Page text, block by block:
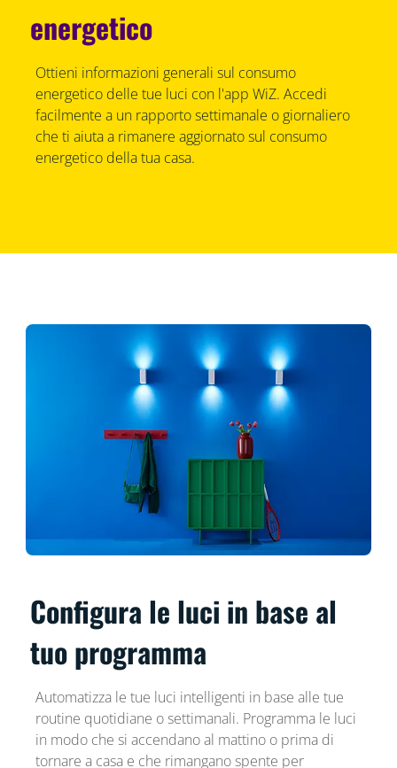
energetico
Ottieni informazioni generali sul consumo
energetico delle tue luci con l'app WiZ. Accedi
facilmente a un rapporto settimanale o giornaliero
che ti aiuta a rimanere aggiornato sul consumo
energetico della tua casa.
Configura le luci in base al
tuo programma
Automatizza le tue luci intelligenti in base alle tue
routine quotidiane o settimanali. Programma le luci
in modo che si accendano al mattino o prima di
tornare a casa e che rimangano spente per